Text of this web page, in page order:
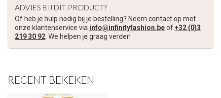
ADVIES BIJ DIT PRODUCT?
Of heb je hulp nodig bij je bestelling? Neem contact op met
onze klantenservice via info@infinityfashion.beof+32 (0)3
219 30 92. We helpen je graag verder!
RECENT BEKEKEN